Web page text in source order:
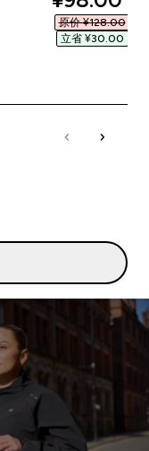
原价 ¥128.00‎
立省 ¥30.00‎